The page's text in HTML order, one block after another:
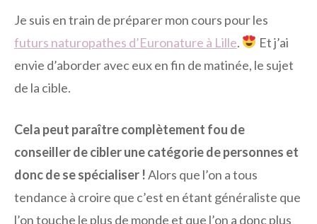
Je suis en train de préparer mon cours pour les
futurs naturopathes d’Euronature à Lille.
Et j’ai
envie d’aborder avec eux en fin de matinée, le sujet
de la cible.
Cela peut paraître complètement fou de
conseiller de cibler une catégorie de personnes et
donc de se spécialiser !Alors que l’on a tous
tendance à croire que c’est en étant généraliste que
l’on touche le plus de monde et que l’on a donc plus